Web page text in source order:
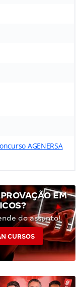
AGENERSA
EM
do assunto!
CURSOS